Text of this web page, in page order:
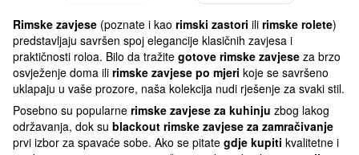
Rimske zavjese (poznate i kao rimski zastori ili rimske rolete)
predstavljaju savršen spoj elegancije klasičnih zavjesa i
praktičnosti roloa. Bilo da tražite gotove rimske zavjese za brzo
osvježenje doma ili rimske zavjese po mjeri koje se savršeno
uklapaju u vaše prozore, naša kolekcija nudi rješenje za svaki stil.
Posebno su popularne rimske zavjese za kuhinju zbog lakog
održavanja, dok su blackout rimske zavjese za zamračivanje
prvi izbor za spavaće sobe. Ako se pitate gdje kupiti kvalitetne i